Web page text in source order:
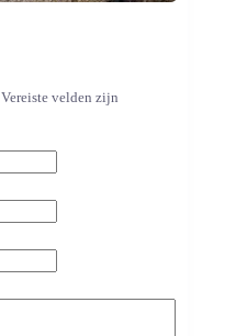
Vereiste velden zijn